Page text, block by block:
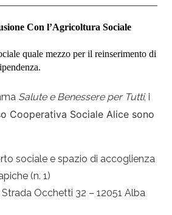
Con l’Agricoltura Sociale
quale mezzo per il reinserimento di
Salute e Benessere per Tutti, i
Cooperativa Sociale Alice sono
sociale e spazio di accoglienza
(n. 1)
Occhetti 32 – 12051 Alba